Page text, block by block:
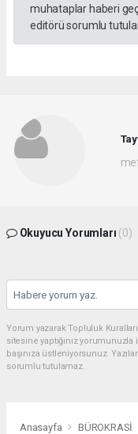
muhataplar haberi
editörü sorumlu
Okuyucu Yorumları (0)
Yorum yazarak Topluluk
sitesine yaptığınız
başınıza üstleniyorsunuz.
sorumlu tutulamaz.
Anasayfa BÜROKRASİ